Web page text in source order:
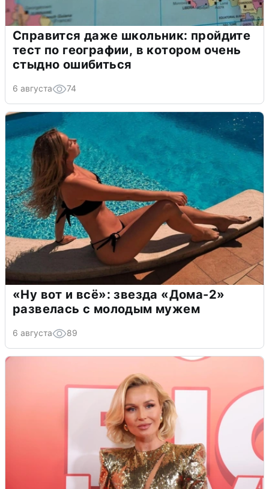
Справится даже школьник: пройдите
тест по географии, в котором очень
стыдно ошибиться
6 августа 74
«Ну вот и всё»: звезда «Дома-2»
развелась с молодым мужем
6 августа 89